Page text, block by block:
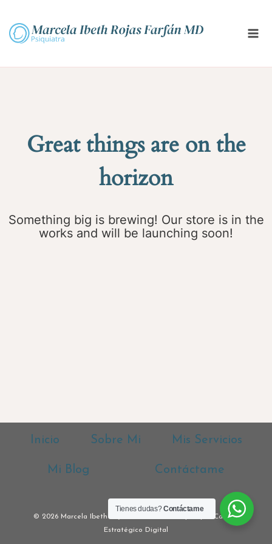
contenido
Great things are on the
horizon
Something big is brewing! Our store is in the
works and will be launching soon!
Inicio Sobre Mi Mis Servicios
Mi Blog Contáctame
© 2026 Marcela Ibeth Rojas Farfán Psicoterapia por Cambio
Estratégico Digital
Tienes dudas?Contáctame